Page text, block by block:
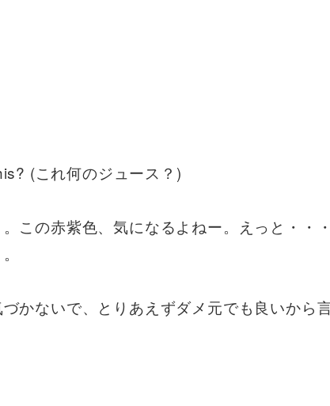
(これ何のジュース？)
この赤紫色、気になるよねー。えっと・
かないで、とりあえずダメ元でも良いから